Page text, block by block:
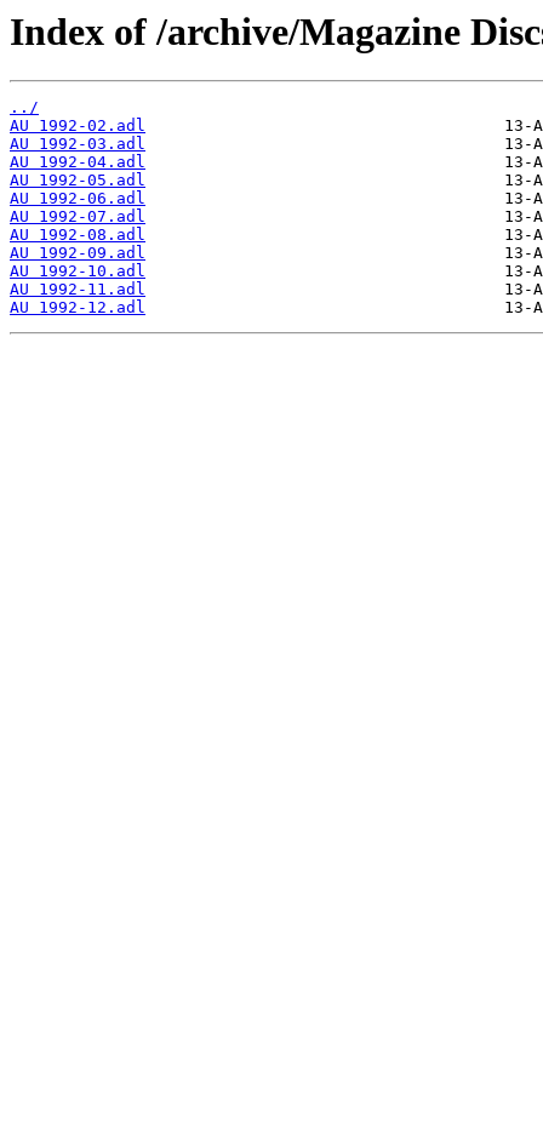
Index of /archive/Magazine
../
AU 1992-02.adl
AU 1992-03.adl
AU 1992-04.adl
AU 1992-05.adl
AU 1992-06.adl
AU 1992-07.adl
AU 1992-08.adl
AU 1992-09.adl
AU 1992-10.adl
AU 1992-11.adl
AU 1992-12.adl